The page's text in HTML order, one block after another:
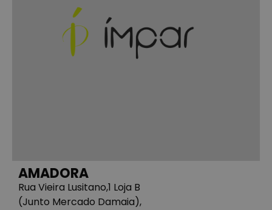
AMADORA
Rua Vieira Lusitano,1 Loja B
(Junto Mercado Damaia),